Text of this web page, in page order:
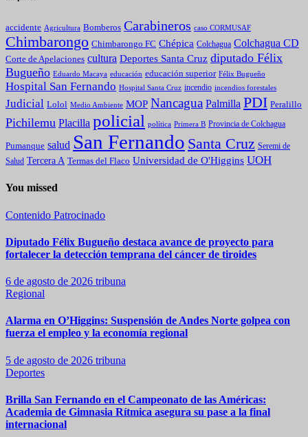
accidente Agricultura Bomberos Carabineros caso CORMUSAF
Chimbarongo Chimbarongo FC Chépica Colchagua Colchagua CD
Corte de Apelaciones cultura Deportes Santa Cruz diputado Félix
Bugueño Eduardo Macaya educación educación superior Félix Bugueño
Hospital San Fernando Hospital Santa Cruz incendio incendios forestales
Judicial Lolol Medio Ambiente MOP Nancagua Palmilla PDI Peralillo
Pichilemu Placilla policial política Primera B Provincia de Colchagua
Pumanque salud San Fernando Santa Cruz Seremi de
Salud Tercera A Termas del Flaco Universidad de O'Higgins UOH
You missed
Contenido Patrocinado
Diputado Félix Bugueño destaca avance de proyecto para
fortalecer la detección temprana del cáncer de tiroides
6 de agosto de 2026 tribuna
Regional
Alarma en O’Higgins: Suspensión de Andes Norte golpea con
fuerza el empleo y la economía regional
5 de agosto de 2026 tribuna
Deportes
Brilla San Fernando en el Campeonato de las Américas:
Academia de Gimnasia Rítmica asegura su pase a la final
internacional